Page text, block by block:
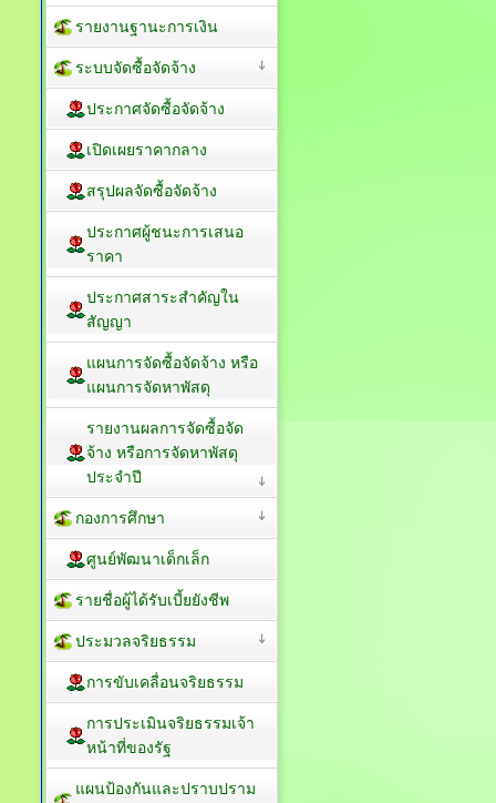
รายงานฐานะการเงิน
ระบบจัดซื้อจัดจ้าง
ประกาศจัดซื้อจัดจ้าง
เปิดเผยราคากลาง
สรุปผลจัดซื้อจัดจ้าง
ประกาศผู้ชนะการเสนอ
ราคา
ประกาศสาระสำคัญใน
สัญญา
แผนการจัดซื้อจัดจ้าง หรือ
แผนการจัดหาพัสดุ
รายงานผลการจัดซื้อจัด
จ้าง หรือการจัดหาพัสดุ
ประจำปี
กองการศึกษา
ศูนย์พัฒนาเด็กเล็ก
รายชื่อผู้ได้รับเบี้ยยังชีพ
ประมวลจริยธรรม
การขับเคลื่อนจริยธรรม
การประเมินจริยธรรมเจ้า
หน้าที่ของรัฐ
แผนป้องกันและปราบปราม